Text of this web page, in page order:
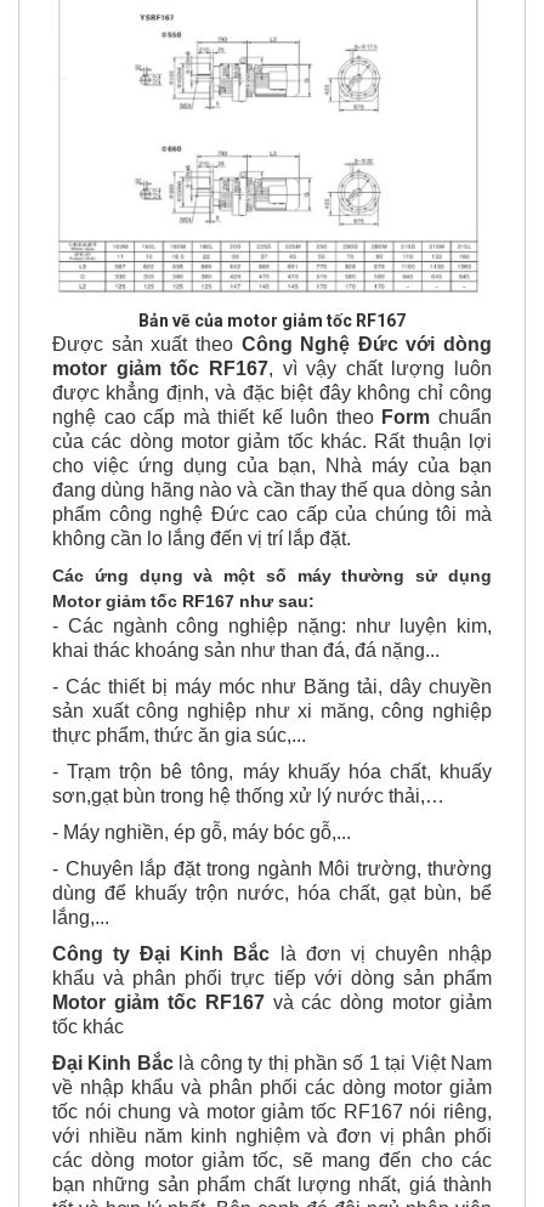
Bản vẽ của motor giảm tốc RF167
Được sản xuất theo Công Nghệ Đức với dòng
motor giảm tốc RF167, vì vậy chất lượng luôn
được khẳng định, và đặc biệt đây không chỉ công
nghệ cao cấp mà thiết kế luôn theoForm chuẩn
của các dòng motor giảm tốc khác. Rất thuận lợi
cho việc ứng dụng của bạn, Nhà máy của bạn
đang dùng hãng nào và cần thay thế qua dòng sản
phẩm công nghệ Đức cao cấp của chúng tôi mà
không cần lo lắng đến vị trí lắp đặt.
Các ứng dụng và một số máy thường sử dụng
Motor giảm tốc RF167 như sau:
- Các ngành công nghiệp nặng: như luyện kim,
khai thác khoáng sản như than đá, đá nặng...
- Các thiết bị máy móc như Băng tải, dây chuyền
sản xuất công nghiệp như xi măng, công nghiệp
thực phẩm, thức ăn gia súc,...
- Trạm trộn bê tông, máy khuấy hóa chất, khuấy
sơn,gạt bùn trong hệ thống xử lý nước thải,…
- Máy nghiền, ép gỗ, máy bóc gỗ,...
- Chuyên lắp đặt trong ngành Môi trường, thường
dùng để khuấy trộn nước, hóa chất, gạt bùn, bể
lắng,...
Công ty Đại Kinh Bắc là đơn vị chuyên nhập
khẩu và phân phối trực tiếp với dòng sản phẩm
Motor giảm tốc RF167và các dòng motor giảm
tốc khác
Đại Kinh Bắclà công ty thị phần số 1 tại Việt Nam
về nhập khẩu và phân phối các dòng motor giảm
tốc nói chung và motor giảm tốc RF167 nói riêng,
với nhiều năm kinh nghiệm và đơn vị phân phối
các dòng motor giảm tốc, sẽ mang đến cho các
bạn những sản phẩm chất lượng nhất, giá thành